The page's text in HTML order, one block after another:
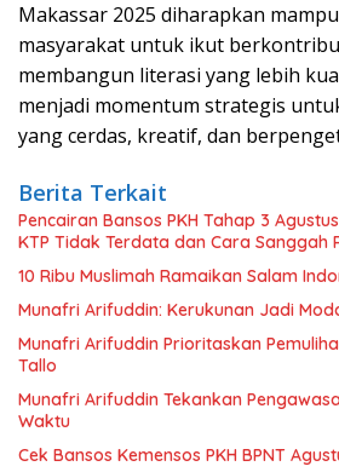
Makassar 2025 diharapkan
masyarakat untuk ikut
membangun literasi yang lebih
menjadi momentum strategis
yang cerdas, kreatif, dan
Berita Terkait
Pencairan Bansos PKH Tahap 3
KTP Tidak Terdata dan Cara Sanggah
10 Ribu Muslimah Ramaikan Salam
Munafri Arifuddin: Kerukunan Jadi
Munafri Arifuddin Prioritaskan
Tallo
Munafri Arifuddin Tekankan
Waktu
Cek Bansos Kemensos PKH BPNT